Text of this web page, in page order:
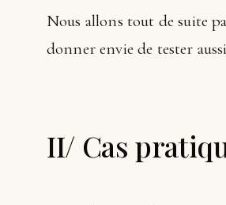
Nous allons tout de suite
donner envie de tester
II/ Cas